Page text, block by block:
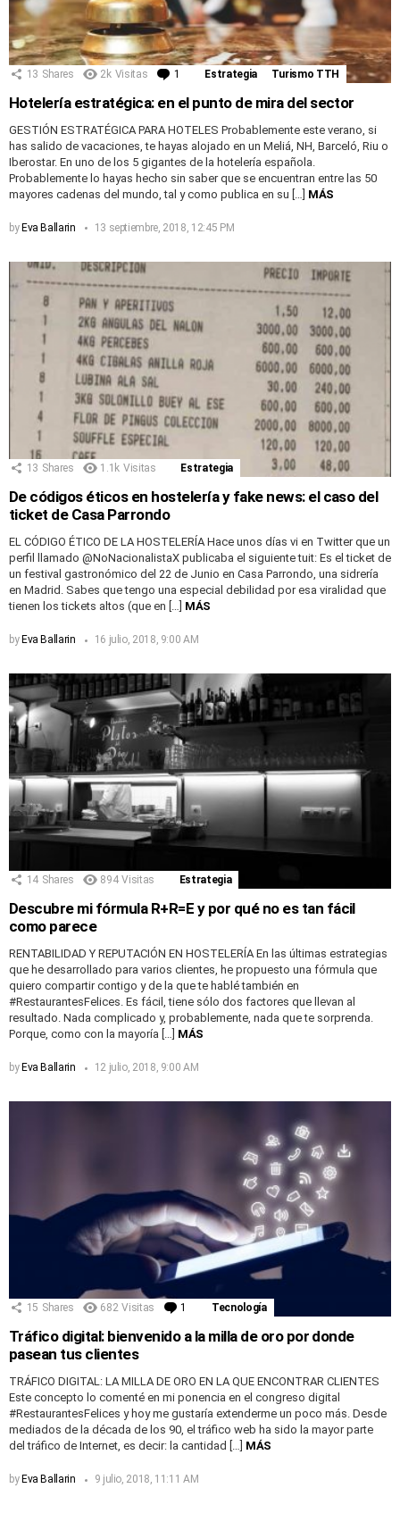
13 Shares 2k Visitas 1 Comentario
Estrategia Turismo TTH
Hotelería estratégica: en el punto de mira del sector
GESTIÓN ESTRATÉGICA PARA HOTELES Probablemente este verano, si
has salido de vacaciones, te hayas alojado en un Meliá, NH, Barceló, Riu o
Iberostar. En uno de los 5 gigantes de la hotelería española.
Probablemente lo hayas hecho sin saber que se encuentran entre las 50
mayores cadenas del mundo, tal y como publica en su […] MÁS
by Eva Ballarin 13 septiembre, 2018, 12:45 PM
13 Shares 1.1k Visitas Estrategia
De códigos éticos en hostelería y fake news: el caso del
ticket de Casa Parrondo
EL CÓDIGO ÉTICO DE LA HOSTELERÍA Hace unos días vi en Twitter que un
perfil llamado @NoNacionalistaX publicaba el siguiente tuit: Es el ticket de
un festival gastronómico del 22 de Junio en Casa Parrondo, una sidrería
en Madrid. Sabes que tengo una especial debilidad por esa viralidad que
tienen los tickets altos (que en […] MÁS
by Eva Ballarin 16 julio, 2018, 9:00 AM
14 Shares 894 Visitas Estrategia
Descubre mi fórmula R+R=E y por qué no es tan fácil
como parece
RENTABILIDAD Y REPUTACIÓN EN HOSTELERÍA En las últimas estrategias
que he desarrollado para varios clientes, he propuesto una fórmula que
quiero compartir contigo y de la que te hablé también en
#RestaurantesFelices. Es fácil, tiene sólo dos factores que llevan al
resultado. Nada complicado y, probablemente, nada que te sorprenda.
Porque, como con la mayoría […] MÁS
by Eva Ballarin 12 julio, 2018, 9:00 AM
15 Shares 682 Visitas 1 Comentario
Tecnología
Tráfico digital: bienvenido a la milla de oro por donde
pasean tus clientes
TRÁFICO DIGITAL: LA MILLA DE ORO EN LA QUE ENCONTRAR CLIENTES
Este concepto lo comenté en mi ponencia en el congreso digital
#RestaurantesFelices y hoy me gustaría extenderme un poco más. Desde
mediados de la década de los 90, el tráfico web ha sido la mayor parte
del tráfico de Internet, es decir: la cantidad […] MÁS
by Eva Ballarin 9 julio, 2018, 11:11 AM